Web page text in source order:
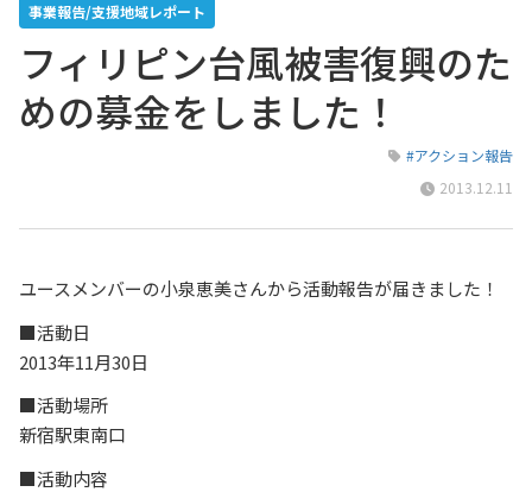
事業報告/支援地域レポート
フィリピン台風被害復興のた
めの募金をしました！
#アクション報告
2013.12.11
ユースメンバーの小泉恵美さんから活動報告が届きました！
■活動日
2013年11月30日
■活動場所
新宿駅東南口
■活動内容